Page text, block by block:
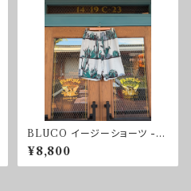
BLUCO イージーショーツ -C
ACTUS-
¥8,800